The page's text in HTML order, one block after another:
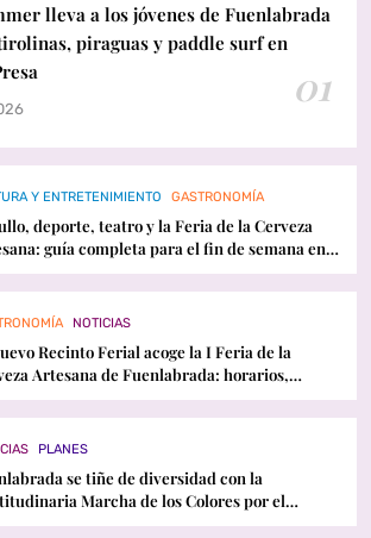
lleva a los jóvenes de Fuenlabrada
piraguas y paddle surf en
01
Y ENTRETENIMIENTO GASTRONOMÍA
deporte, teatro y la Feria de la Cerveza
guía completa para el fin de semana en
NOTICIAS
Recinto Ferial acoge la I Feria de la
Artesana de Fuenlabrada: horarios,
y programación
PLANES
se tiñe de diversidad con la
Marcha de los Colores por el
LGTBI